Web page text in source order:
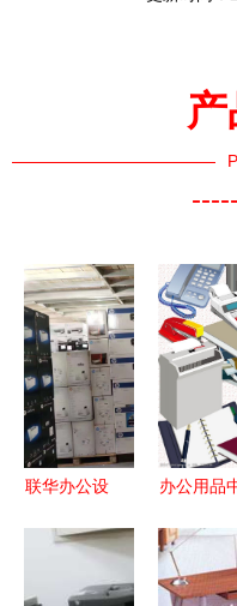
联华办公设
质，助力高
效办公
办公用品
只是照亮
更是生产